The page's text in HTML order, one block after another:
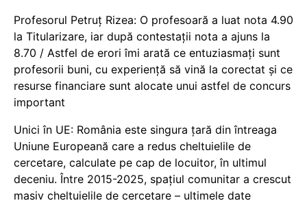
Profesorul Petruț Rizea: O profesoară a luat nota 4.90
la Titularizare, iar după contestații nota a ajuns la
8.70 / Astfel de erori îmi arată ce entuziasmați sunt
profesorii buni, cu experiență să vină la corectat și ce
resurse financiare sunt alocate unui astfel de concurs
important
Unici în UE: România este singura țară din întreaga
Uniune Europeană care a redus cheltuielile de
cercetare, calculate pe cap de locuitor, în ultimul
deceniu. Între 2015-2025, spațiul comunitar a crescut
masiv cheltuielile de cercetare – ultimele date